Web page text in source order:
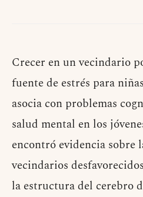
Crecer en un vecindario
fuente de estrés para
asocia con problemas
salud mental en los
encontró evidencia sobre
vecindarios
la estructura del cerebro